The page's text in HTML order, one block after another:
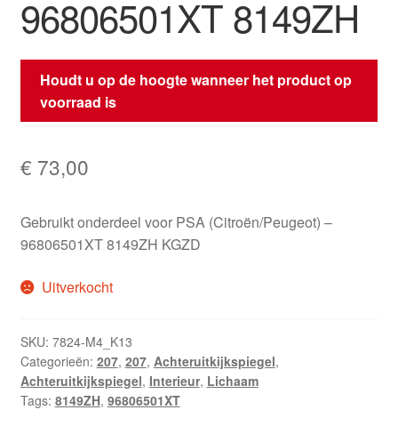
96806501XT 8149ZH
Houdt u op de hoogte wanneer het product op
voorraad is
€ 73,00
Gebruikt onderdeel voor PSA (Citroën/Peugeot) –
96806501XT 8149ZH KGZD
Uitverkocht
SKU: 7824-M4_K13
Categorieën: 207, 207, Achteruitkijkspiegel,
Achteruitkijkspiegel, Interieur, Lichaam
Tags: 8149ZH, 96806501XT